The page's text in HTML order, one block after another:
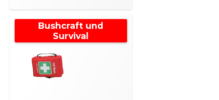
Bushcraft und
Survival